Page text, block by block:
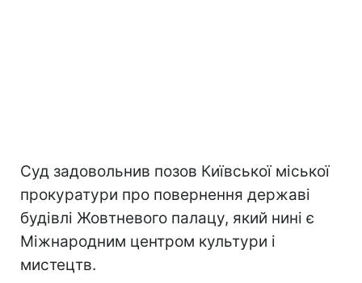
Суд задовольнив позов Київської міської
прокуратури про повернення державі
будівлі Жовтневого палацу, який нині є
Міжнародним центром культури і
мистецтв.